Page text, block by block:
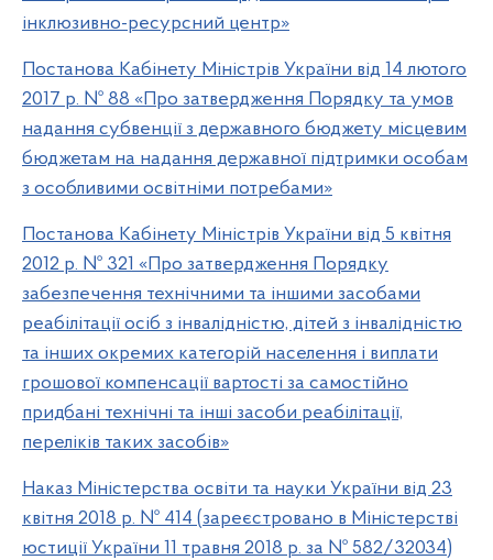
інклюзивно-ресурсний центр»
Постанова Кабінету Міністрів України від 14 лютого
2017 р. № 88 «Про затвердження Порядку та умов
надання субвенції з державного бюджету місцевим
бюджетам на надання державної підтримки особам
з особливими освітніми потребами»
Постанова Кабінету Міністрів України від 5 квітня
2012 р. № 321 «Про затвердження Порядку
забезпечення технічними та іншими засобами
реабілітації осіб з інвалідністю, дітей з інвалідністю
та інших окремих категорій населення і виплати
грошової компенсації вартості за самостійно
придбані технічні та інші засоби реабілітації,
переліків таких засобів»
Наказ Міністерства освіти та науки України від 23
квітня 2018 р. № 414 (зареєстровано в Міністерстві
юстиції України 11 травня 2018 р. за № 582/32034)